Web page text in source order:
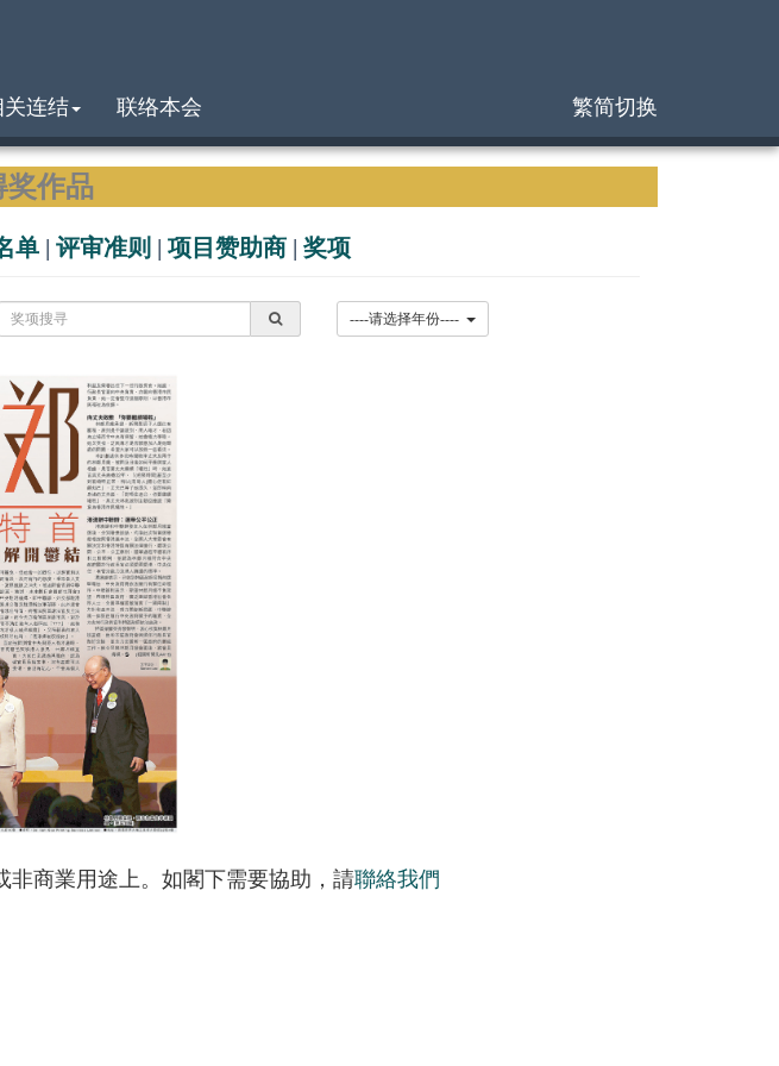
关连结 联络本会 繁简切换
奖作品
单 | 评审准则 | 项目赞助商 | 奖项
非商業用途上。如閣下需要協助，請聯絡我們